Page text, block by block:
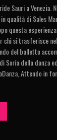
Sauri a Venezia.
qualità di Sales
questa
chi si trasferisce
del balletto
Soria della danza
Attendo in